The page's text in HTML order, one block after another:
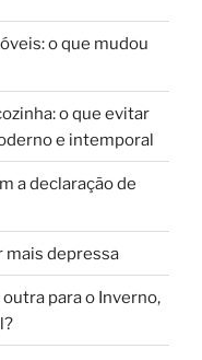
o que mudou
o que evitar
e intemporal
a declaração de
mais depressa
para o Inverno,